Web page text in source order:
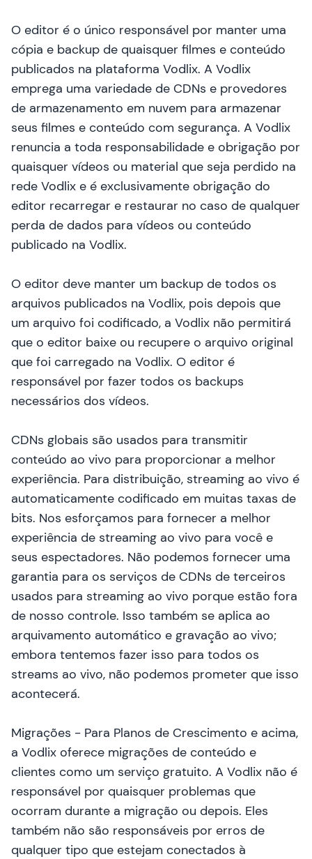
O editor é o único responsável por manter uma
cópia e backup de quaisquer filmes e conteúdo
publicados na plataforma Vodlix. A Vodlix
emprega uma variedade de CDNs e provedores
de armazenamento em nuvem para armazenar
seus filmes e conteúdo com segurança. A Vodlix
renuncia a toda responsabilidade e obrigação por
quaisquer vídeos ou material que seja perdido na
rede Vodlix e é exclusivamente obrigação do
editor recarregar e restaurar no caso de qualquer
perda de dados para vídeos ou conteúdo
publicado na Vodlix.
O editor deve manter um backup de todos os
arquivos publicados na Vodlix, pois depois que
um arquivo foi codificado, a Vodlix não permitirá
que o editor baixe ou recupere o arquivo original
que foi carregado na Vodlix. O editor é
responsável por fazer todos os backups
necessários dos vídeos.
CDNs globais são usados para transmitir
conteúdo ao vivo para proporcionar a melhor
experiência. Para distribuição, streaming ao vivo é
automaticamente codificado em muitas taxas de
bits. Nos esforçamos para fornecer a melhor
experiência de streaming ao vivo para você e
seus espectadores. Não podemos fornecer uma
garantia para os serviços de CDNs de terceiros
usados para streaming ao vivo porque estão fora
de nosso controle. Isso também se aplica ao
arquivamento automático e gravação ao vivo;
embora tentemos fazer isso para todos os
streams ao vivo, não podemos prometer que isso
acontecerá.
Migrações - Para Planos de Crescimento e acima,
a Vodlix oferece migrações de conteúdo e
clientes como um serviço gratuito. A Vodlix não é
responsável por quaisquer problemas que
ocorram durante a migração ou depois. Eles
também não são responsáveis por erros de
qualquer tipo que estejam conectados à